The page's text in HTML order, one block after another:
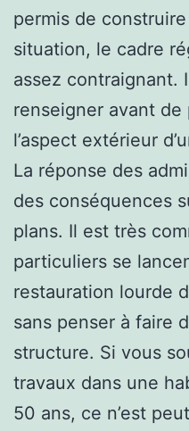
permis de
situation, le cadre
assez contraignant.
renseigner avant
l’aspect extérieur
La réponse des
des conséquences
plans. Il est très
particuliers se
restauration lourde
sans penser à faire
structure. Si vous
travaux dans une
50 ans, ce n’est